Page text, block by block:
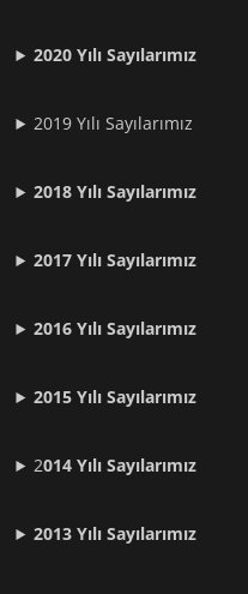
2020 Yılı Sayılarımız
2019 Yılı Sayılarımız
2018 Yılı Sayılarımız
2017 Yılı Sayılarımız
2016 Yılı Sayılarımız
2015 Yılı Sayılarımız
2014 Yılı Sayılarımız
2013 Yılı Sayılarımız